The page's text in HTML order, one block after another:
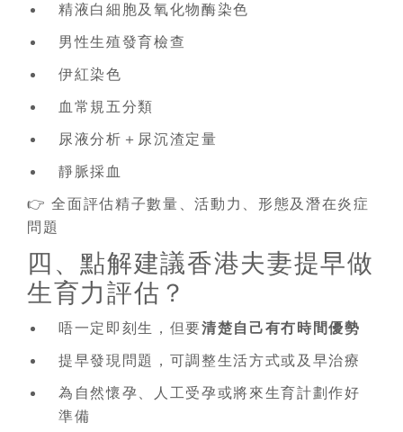
精液白細胞及氧化物酶染色
男性生殖發育檢查
伊紅染色
血常規五分類
尿液分析＋尿沉渣定量
靜脈採血
👉 全面評估精子數量、活動力、形態及潛在炎症
問題
四、點解建議香港夫妻提早做
生育力評估？
唔一定即刻生，但要清楚自己有冇時間優勢
提早發現問題，可調整生活方式或及早治療
為自然懷孕、人工受孕或將來生育計劃作好
準備